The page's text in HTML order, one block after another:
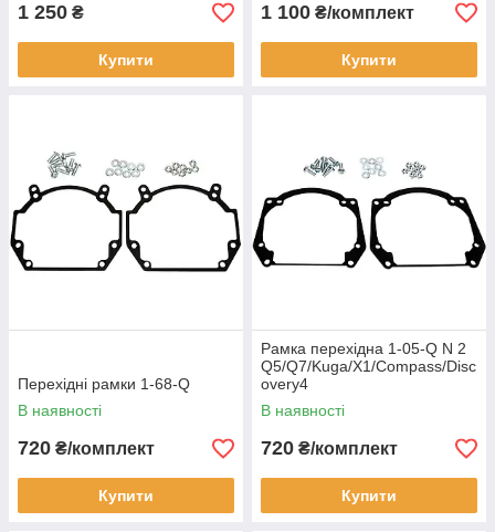
1 250 ₴
Купити
1 100 ₴/комплект
Купити
Перехідні рамки 1-68-Q
В наявності
720 ₴/комплект
Купити
Рамка перехідна 1-05-Q N 2
Q5/Q7/Kuga/X1/Compass/Disc
overy4
В наявності
720 ₴/комплект
Купити